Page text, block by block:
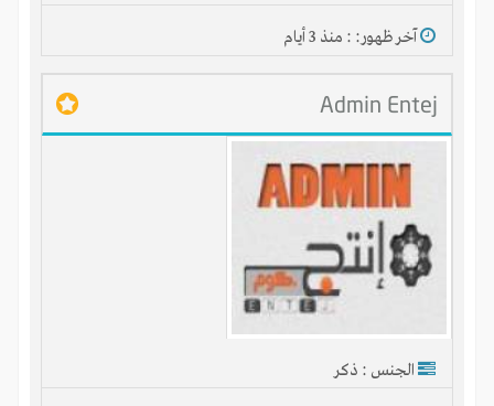
آخر ظهور: : منذ 3 أيام
Admin Entej
الجنس : ذكر